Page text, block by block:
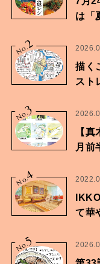
は「
No.2
描く
スト
No.3
【
月前
No.
4
て華
No.5